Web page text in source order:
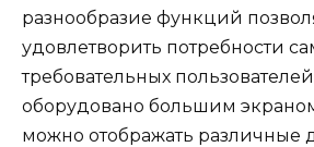
разнообразие функций
удовлетворить потребности
требовательных
оборудовано большим
можно отображать различные